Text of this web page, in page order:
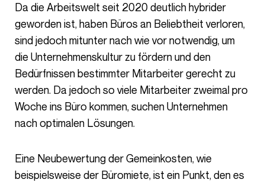
Da die Arbeitswelt seit 2020 deutlich hybrider
geworden ist, haben Büros an Beliebtheit verloren,
sind jedoch mitunter nach wie vor notwendig, um
die Unternehmenskultur zu fördern und den
Bedürfnissen bestimmter Mitarbeiter gerecht zu
werden. Da jedoch so viele Mitarbeiter zweimal pro
Woche ins Büro kommen, suchen Unternehmen
nach optimalen Lösungen.
Eine Neubewertung der Gemeinkosten, wie
beispielsweise der Büromiete, ist ein Punkt, den es